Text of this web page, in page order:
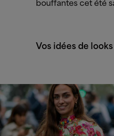
bouffantes cet été
Vos idées de